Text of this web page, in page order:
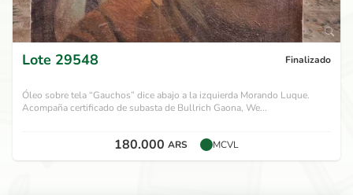
Lote 29548 Finalizado
Óleo sobre tela “Gauchos” dice abajo a la izquierda Morando Luque.
Acompaña certificado de subasta de Bullrich Gaona, We...
180.000 ARS MCVL